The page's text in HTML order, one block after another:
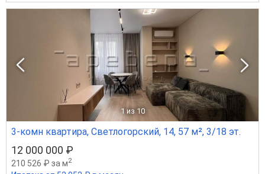
1 из 10
3-комн квартира, Светлогорский, 14, 57 м², 3/18 эт.
12 000 000 ₽
210 526 ₽ за м2